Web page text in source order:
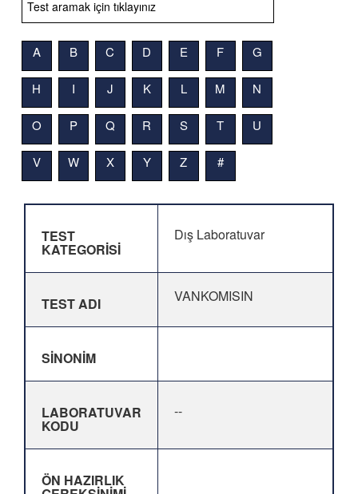
A B C D E F G
H I J K L M N
O P Q R S T U
V W X Y Z #
TEST
KATEGORİSİ
Dış Laboratuvar
TEST ADI VANKOMISIN
SİNONİM
LABORATUVAR
KODU
--
ÖN HAZIRLIK